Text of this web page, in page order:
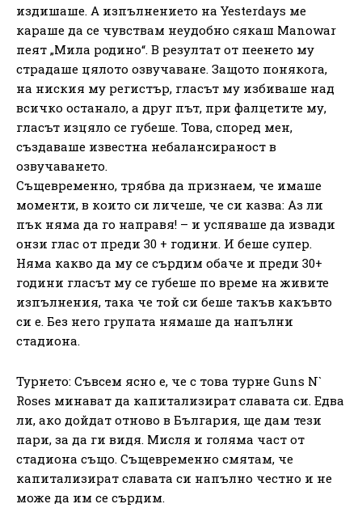
издишаше. А изпълнението на Yesterdays ме
караше да се чувствам неудобно сякаш Manowar
пеят „Мила родино“. В резултат от пеенето му
страдаше цялото озвучаване. Защото понякога,
на ниския му регистър, гласът му избиваше над
всичко останало, а друг път, при фалцетите му,
гласът изцяло се губеше. Това, според мен,
създаваше известна небалансираност в
озвучаването.
Същевременно, трябва да признаем, че имаше
моменти, в които си личеше, че си казва: Аз ли
пък няма да го направя! – и успяваше да извади
онзи глас от преди 30 + години. И беше супер.
Няма какво да му се сърдим обаче и преди 30+
години гласът му се губеше по време на живите
изпълнения, така че той си беше такъв какъвто
си е. Без него групата нямаше да напълни
стадиона.
Турнето: Съвсем ясно е, че с това турне Guns N`
Roses минават да капитализират славата си. Едва
ли, ако дойдат отново в България, ще дам тези
пари, за да ги видя. Мисля и голяма част от
стадиона също. Същевременно смятам, че
капитализират славата си напълно честно и не
може да им се сърдим.